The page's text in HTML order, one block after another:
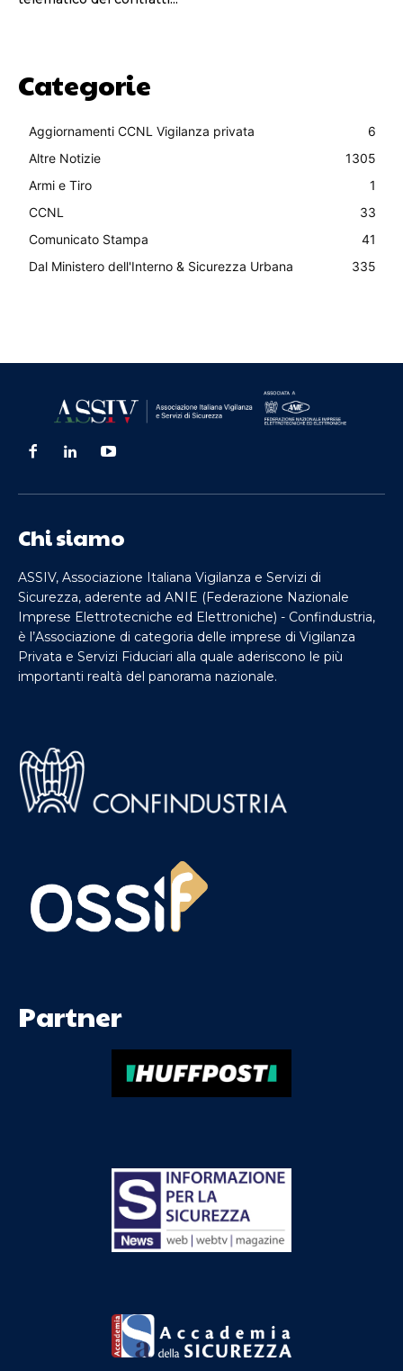
Categorie
Aggiornamenti CCNL Vigilanza privata
6
Altre Notizie
1305
Armi e Tiro
1
CCNL
33
Comunicato Stampa
41
Dal Ministero dell'Interno & Sicurezza Urbana
335
Chi siamo
ASSIV, Associazione Italiana Vigilanza e Servizi di
Sicurezza, aderente ad ANIE (Federazione Nazionale
Imprese Elettrotecniche ed Elettroniche) - Confindustria,
è l’Associazione di categoria delle imprese di Vigilanza
Privata e Servizi Fiduciari alla quale aderiscono le più
importanti realtà del panorama nazionale.
Partner